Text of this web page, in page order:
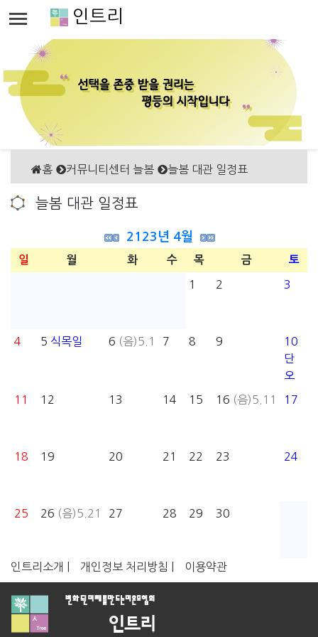
인트리
홈 커뮤니티센터 늘봄 늘봄 대관 일정표
늘봄 대관 일정표
2123년 4월
일 월 화 수 목 금 토
1 2 3
4 5 식목일 6 (음)5.1 7 8 9
10
단
오
11 12 13 14 15 16 (음)5.11 17
18 19 20 21 22 23 24
25 26 (음)5.21 27 28 29 30
인트리소개 | 개인정보 처리방침 | 이용약관